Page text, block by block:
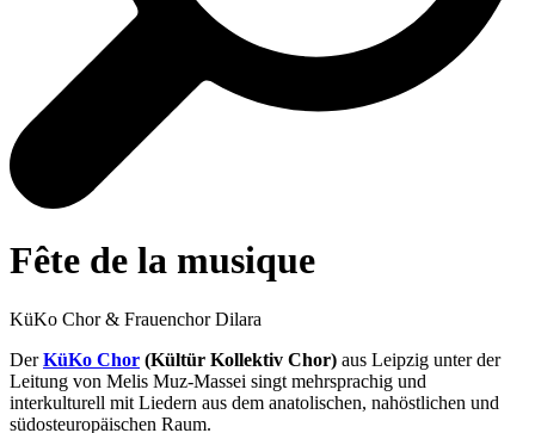
Fête de la musique
KüKo Chor & Frauenchor Dilara
DerKüKo Chor (Kültür Kollektiv Chor) aus Leipzig unter der
Leitung von Melis Muz-Massei singt mehrsprachig und
interkulturell mit Liedern aus dem anatolischen, nahöstlichen und
südosteuropäischen Raum.